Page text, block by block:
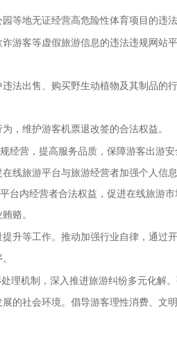
等地无证经营高危险性体育项目的违法
游客等虚假旅游信息的违法违规网站
法出售、购买野生动植物及其制品的
，维护游客机票退改签的合法权益。
经营，提高服务品质，保障游客出游
线旅游平台与旅游经营者加强个人信
台内经营者合法权益，促进在线旅游
赂。
升等工作。推动加强行业自律，通过
理机制，深入推进旅游纠纷多元化解
的社会环境。倡导游客理性消费、文